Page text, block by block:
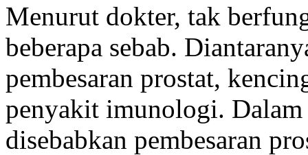
Menurut dokter, tak
beberapa sebab.
pembesaran prostat,
penyakit imunologi.
disebabkan pembesaran